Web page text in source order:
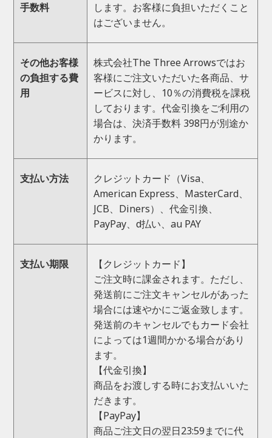
手数料
します。お客様に負担いただくこと
はございません。
その他お客様
の負担する費
用
株式会社The Three Arrowsではお
客様にご注文いただいた各商品、サ
ービスに対し、10％の消費税を課税
しております。代金引換をご利用の
場合は、決済手数料 398円が別途か
かります。
支払い方法
クレジットカード（Visa、
American Express、MasterCard、
JCB、Diners）、代金引換、
PayPay、d払い、au PAY
支払い期限
【クレジットカード】
ご注文時に課金されます。ただし、
発送前にご注文キャンセルがあった
場合には速やかにご返金致します。
発送前のキャンセルでもカード会社
によっては1週間かかる場合があり
ます。
【代金引換】
商品をお渡しする時にお支払いいた
だきます。
【PayPay】
商品ご注文日の翌日23:59までに代